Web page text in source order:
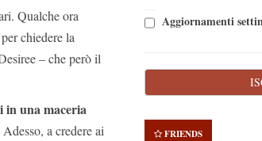
Qualche ora
chiedere la
– che però il
in una maceria
a credere ai
Aggiornamenti
FRIENDS